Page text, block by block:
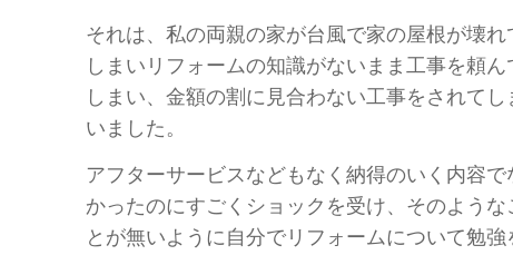
それは、私の両親の家が台風で家の屋根が壊れ
しまいリフォームの知識がないまま工事を頼ん
しまい、金額の割に見合わない工事をされてし
いました。
アフターサービスなどもなく納得のいく内容で
かったのにすごくショックを受け、そのような
とが無いように自分でリフォームについて勉強